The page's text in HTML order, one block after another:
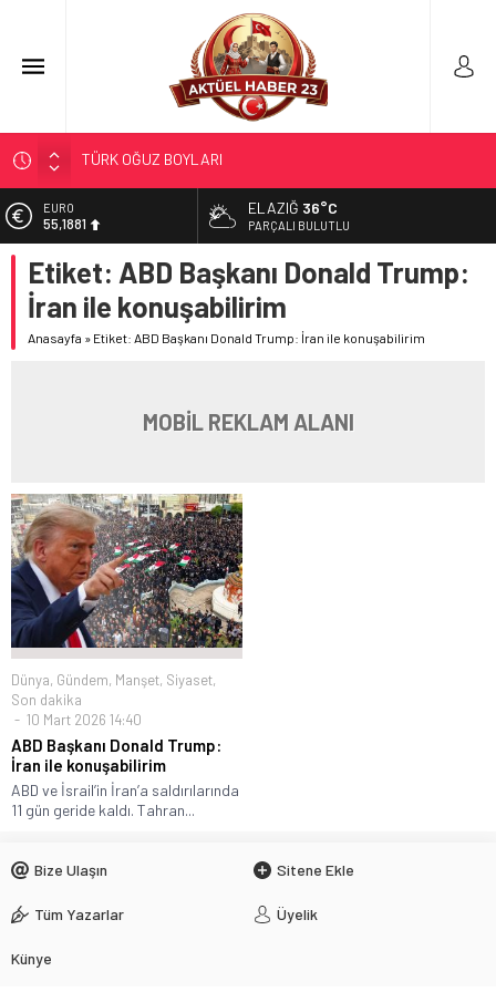
TÜRK OĞUZ BOYLARI
298 MİLYON DOLARLIK İHRACAT
ERDEM; ENTÜBE EDİLDİ…
YRP’DEN, KARAYOLCULARA TEŞEKKÜR
EURO
55,1881
ALTIN
6.660,55
BİST
13.779,39
ELAZIĞ 36°C
PARÇALI BULUTLU
Etiket: ABD Başkanı Donald Trump:
İran ile konuşabilirim
Anasayfa » Etiket: ABD Başkanı Donald Trump: İran ile konuşabilirim
MOBİL REKLAM ALANI
Dünya, Gündem, Manşet, Siyaset,
Son dakika
10 Mart 2026 14:40
ABD Başkanı Donald Trump:
İran ile konuşabilirim
ABD ve İsrail’in İran’a saldırılarında
11 gün geride kaldı. Tahran...
Bize Ulaşın Sitene Ekle
Tüm Yazarlar Üyelik
Künye